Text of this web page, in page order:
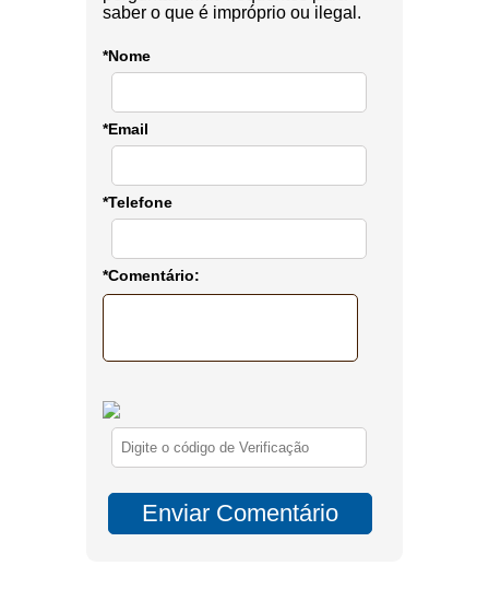
saber o que é impróprio ou ilegal.
*Nome
*Email
*Telefone
*Comentário: